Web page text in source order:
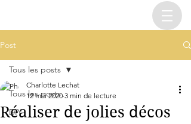
Post
Tous les posts
DIY
Tous les posts
Réaliser de jolies décos
Charlotte Lechat
12 mai 2020 3 min de lecture